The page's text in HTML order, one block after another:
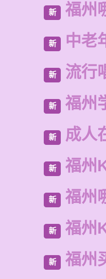
新 福州
新 中老
新 流行
新 福州
新 成人
新 福州
新 福州
新 福州
新 福州